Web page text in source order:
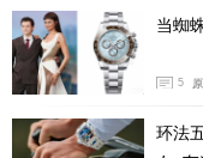
背面是背透设计，
当蜘
5
环法